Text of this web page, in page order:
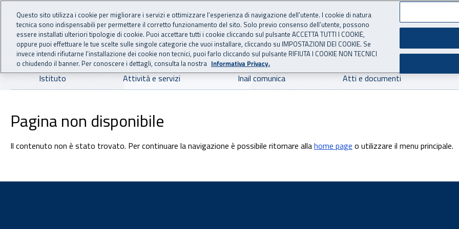
Vai al menu principale
Vai al contenuto principale
INAIL - Istituto Nazionale per l'Assicurazione
Navigazione principale
Istituto Attività e servizi Inail comunica Atti e documenti
Pagina non disponibile
Il contenuto non è stato trovato. Per continuare la navigazione è possibile ritornare allahome page o utilizzare il menu principale.
Questo sito utilizza i cookie per migliorare i servizi e ottimizzare l’esperienza di navigazione dell’utente. I cookie di natura
tecnica sono indispensabili per permettere il corretto funzionamento del sito. Solo previo consenso dell’utente, possono
essere installati ulteriori tipologie di cookie. Puoi accettare tutti i cookie cliccando sul pulsante ACCETTA TUTTI I COOKIE,
oppure puoi effettuare le tue scelte sulle singole categorie che vuoi installare, cliccando su IMPOSTAZIONI DEI COOKIE. Se
invece intendi rifiutarne l’installazione dei cookie non tecnici, puoi farlo cliccando sul pulsante RIFIUTA I COOKIE NON TECNICI
o chiudendo il banner. Per conoscere i dettagli, consulta la nostra Informativa Privacy.